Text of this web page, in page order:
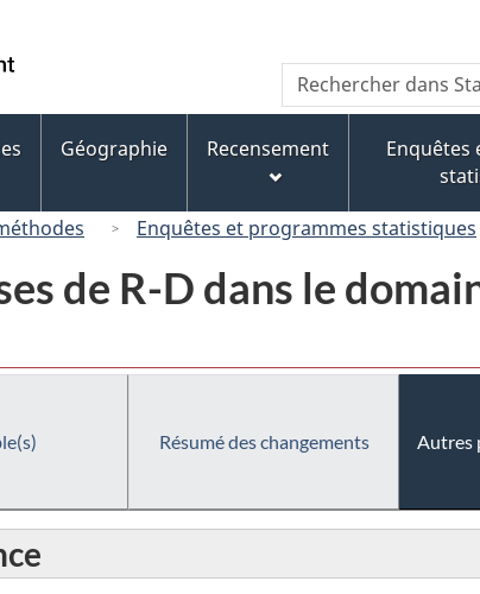
au
contenu
principal
« À
propos
de
ce
version
HTML
simplifiée
Canada
Recherche
Rechercher
dans
Canada
Géographie Recensement
Enquêtes
Enquêtes et programmes statistiques
de R-D dans le
Résumé des changements Autres